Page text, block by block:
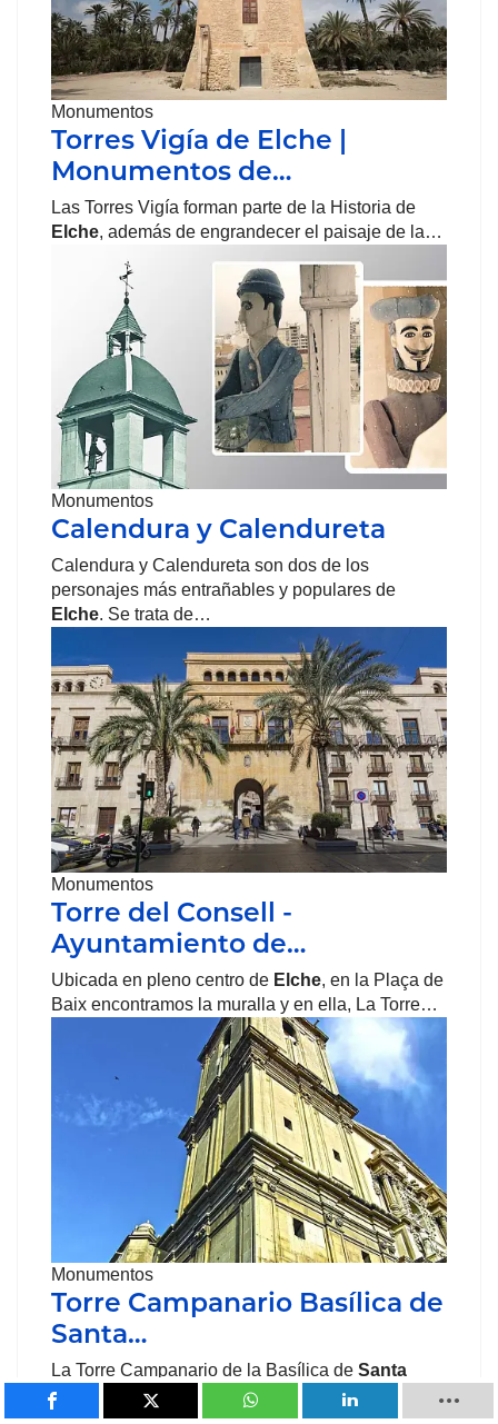
Monumentos
Torres Vigía de Elche |
Monumentos de…
Las Torres Vigía forman parte de la Historia de
Elche, además de engrandecer el paisaje de la…
Monumentos
Calendura y Calendureta
Calendura y Calendureta son dos de los
personajes más entrañables y populares de
Elche. Se trata de…
Monumentos
Torre del Consell -
Ayuntamiento de…
Ubicada en pleno centro de Elche, en la Plaça de
Baix encontramos la muralla y en ella, La Torre…
Monumentos
Torre Campanario Basílica de
Santa…
La Torre Campanario de la Basílica de Santa
María
se levantó como edificio anexo a la
iglesia…